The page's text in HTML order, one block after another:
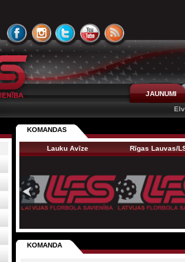
JAUNUMI
KOMANDAS
Lauku Avīze Rīgas Lauvas/
KOMANDA